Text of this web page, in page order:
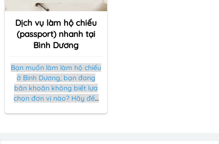
Dịch vụ làm hộ chiếu
(passport) nhanh tại
Bình Dương
Bạn muốn làm làm hộ chiếu
ở Bình Dương, bạn đang
băn khoăn không biết lựa
chọn đơn vị nào? Hãy đến
khi lựa chọn.